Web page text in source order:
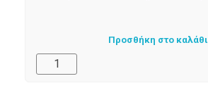
Προσθήκη στο καλάθι